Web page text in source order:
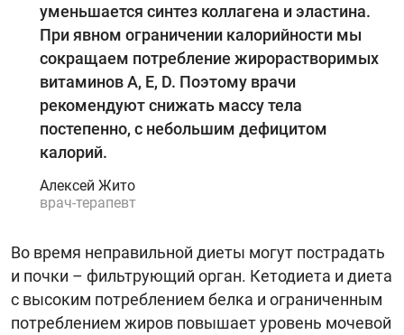
уменьшается синтез коллагена и эластина.
При явном ограничении калорийности мы
сокращаем потребление жирорастворимых
витаминов А, Е, D. Поэтому врачи
рекомендуют снижать массу тела
постепенно, с небольшим дефицитом
калорий.
Алексей Жито
врач-терапевт
Во время неправильной диеты могут пострадать
и почки – фильтрующий орган. Кетодиета и диета
с высоким потреблением белка и ограниченным
потреблением жиров повышает уровень мочевой